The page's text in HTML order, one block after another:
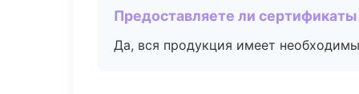
Предоставляете ли
Да, вся продукция имеет